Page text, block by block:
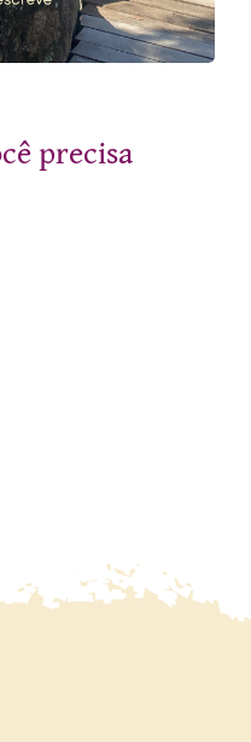
precisa